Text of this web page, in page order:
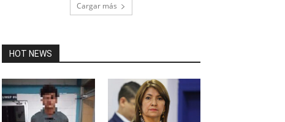
Cargar más
HOT NEWS